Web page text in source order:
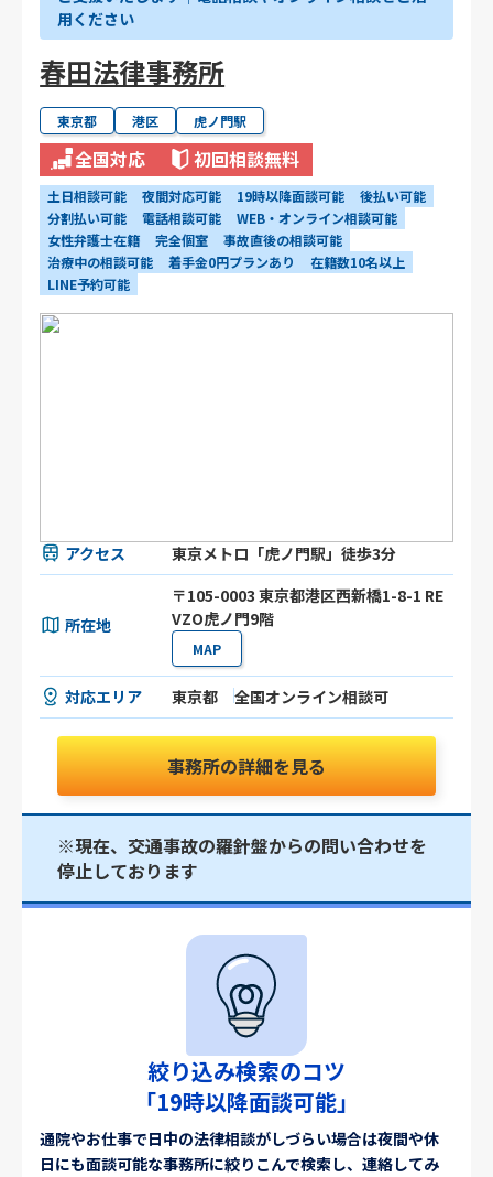
用ください
春田法律事務所
東京都 港区 虎ノ門駅
全国対応 初回相談無料
土日相談可能 夜間対応可能 19時以降面談可能
後払い可能
分割払い可能
電話相談可能
WEB・オンライン相談可能
女性弁護士在籍
完全個室
事故直後の相談可能
治療中の相談可能
着手金0円プランあり
在籍数10名以上
LINE予約可能
アクセス 東京メトロ「虎ノ門駅」徒歩3分
所在地
〒105-0003 東京都港区⻄新橋1-8-1 RE
VZO虎ノ門9階
MAP
対応エリア 東京都 全国オンライン相談可
事務所の詳細を見る
※現在、交通事故の羅針盤からの問い合わせを
停止しております
絞り込み検索のコツ
「19時以降面談可能」
通院やお仕事で日中の法律相談がしづらい場合は夜間や休
日にも面談可能な事務所に絞りこんで検索し、連絡してみ